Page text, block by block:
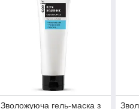
Зволожуюча гель-маска з